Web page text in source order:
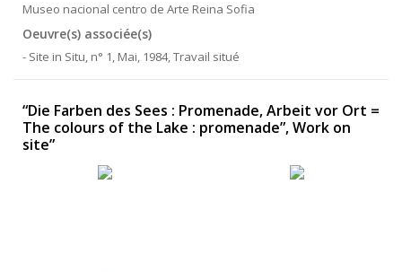
Museo nacional centro de Arte Reina Sofia
Oeuvre(s) associée(s)
- Site in Situ, n° 1, Mai, 1984, Travail situé
“Die Farben des Sees : Promenade, Arbeit vor Ort =
The colours of the Lake : promenade”, Work on
site”